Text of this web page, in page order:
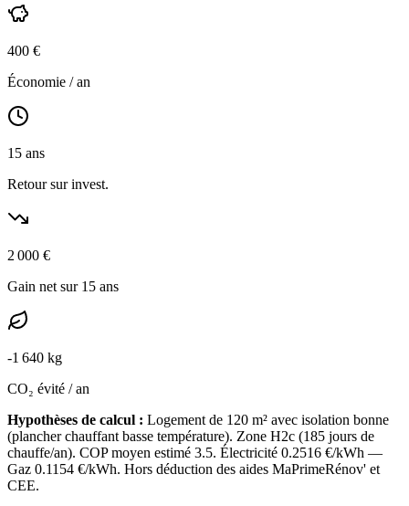
400 €
Économie / an
15 ans
Retour sur invest.
2 000 €
Gain net sur 15 ans
-1 640 kg
CO₂ évité / an
Hypothèses de calcul : Logement de 120 m² avec isolation bonne
(plancher chauffant basse température). Zone H2c (185 jours de
chauffe/an). COP moyen estimé 3.5. Électricité 0.2516 €/kWh —
Gaz 0.1154 €/kWh. Hors déduction des aides MaPrimeRénov' et
CEE.